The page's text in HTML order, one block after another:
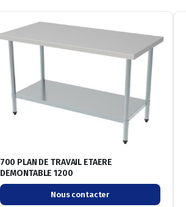
700 PLAN DE TRAVAIL ETAERE
DEMONTABLE 1200
Nous contacter